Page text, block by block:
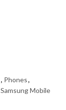
, Phones,
Samsung Mobile